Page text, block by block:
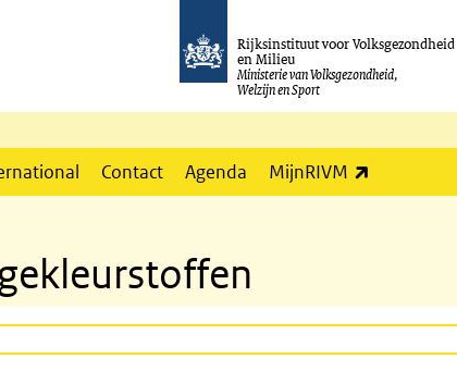
Rijksinstituut voor Volksgezondheid
en Milieu
Ministerie van Volksgezondheid,
Welzijn en Sport
Contact Agenda MijnRIVM